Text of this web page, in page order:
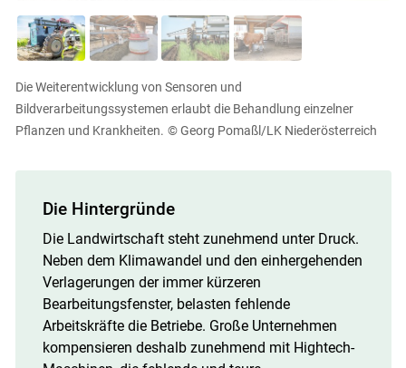
Die Weiterentwicklung von Sensoren und
Bildverarbeitungssystemen erlaubt die Behandlung einzelner
Pflanzen und Krankheiten. © Georg Pomaßl/LK Niederösterreich
Die Hintergründe
Die Landwirtschaft steht zunehmend unter Druck.
Neben dem Klimawandel und den einhergehenden
Verlagerungen der immer kürzeren
Bearbeitungsfenster, belasten fehlende
Arbeitskräfte die Betriebe. Große Unternehmen
kompensieren deshalb zunehmend mit Hightech-